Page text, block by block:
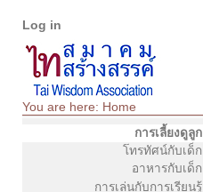
content.
Skip
to
tools
Log in
You are here: Home
การเลี้ยงดูลูก
โทรทัศน์กับเด็ก
อาหารกับเด็ก
การเล่นกับการเรียนรู้